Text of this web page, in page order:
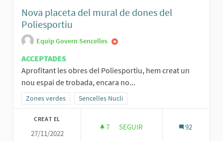
Nova placeta del mural de dones del
Poliesportiu
Equip Govern Sencelles
ACCEPTADES
Aprofitant les obres del Poliesportiu, hem creat un
nou espai de trobada, encara no...
Resultats al filtrar per la categoria: Zones verdes
Zones verdes Resultats al filtrar per l'àmbit: Sencelles Nucli
Sencelles Nucli
CREAT EL
27/11/2022
7 7 SEGUIDORES
SEGUIR 92